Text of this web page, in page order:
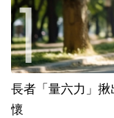
長者「量六力」
懷